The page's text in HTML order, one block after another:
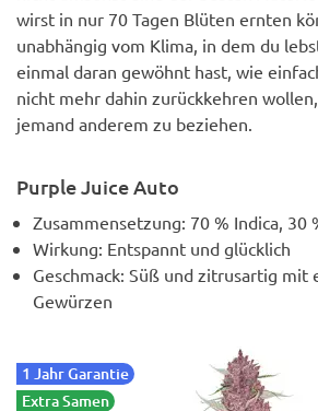
wirst in nur 70 Tagen Blüten ernten
unabhängig vom Klima, in dem du
einmal daran gewöhnt hast, wie
nicht mehr dahin zurückkehren
jemand anderem zu beziehen.
Purple Juice Auto
Zusammensetzung: 70 % Indica, 30
Wirkung: Entspannt und glücklich
Geschmack: Süß und zitrusartig mit
Gewürzen
1 Jahr Garantie
Extra Samen